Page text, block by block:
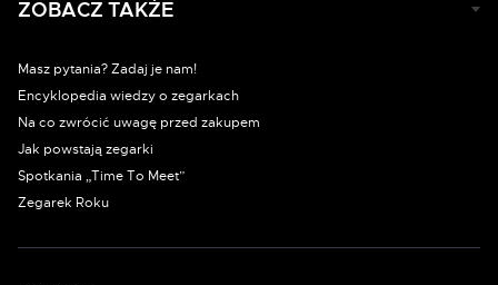
ZOBACZ TAKŻE
Masz pytania? Zadaj je nam!
Encyklopedia wiedzy o zegarkach
Na co zwrócić uwagę przed zakupem
Jak powstają zegarki
Spotkania „Time To Meet”
Zegarek Roku